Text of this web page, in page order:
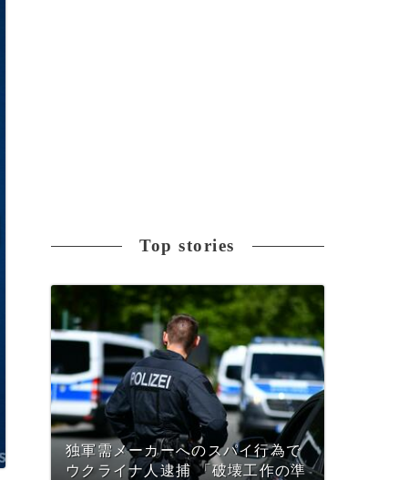
Top stories
独軍需メーカーへのスパイ行為で
ウクライナ人逮捕 「破壊工作の準